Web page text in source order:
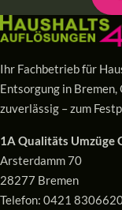
Ihr Fachbetrieb für
Entsorgung in Bremen,
zuverlässig – zum
1A Qualitäts Umzüge
Arsterdamm 70
28277 Bremen
Telefon: 0421